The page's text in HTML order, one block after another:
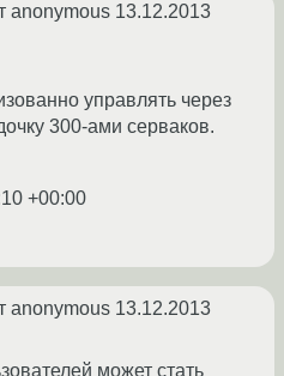
anonymous 13.12.2013
управлять через
300-ами серваков.
+00:00
anonymous 13.12.2013
может стать